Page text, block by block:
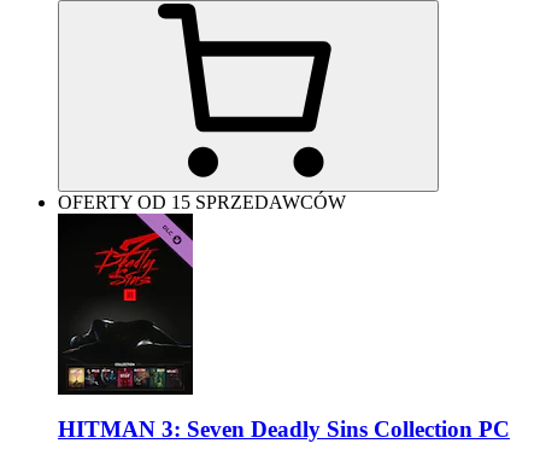
OFERTY OD 15 SPRZEDAWCÓW
HITMAN 3: Seven Deadly Sins Collection PC